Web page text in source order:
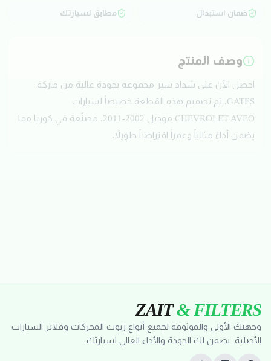
ضمان استبدال مطابق لسيارتك
وصف المنتج
احصل الآن على شداد سير مجموعه بجودة عالية من ماركة
GATES. تم تصميم هذه القطعة خصيصاً لسيارات
CHEVROLET AVEO موديل 2002-2011. مصنّعة في كوريا مما
يضمن أداءً مثالياً وعمراً افتراضياً طويلاً.
ZAIT& FILTERS
وجهتك الأولى والموثوقة لجميع أنواع زيوت المحركات وفلاتر السيارات
الأصلية. نضمن لك الجودة والأداء العالي لسيارتك.